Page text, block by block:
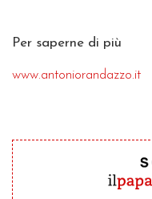
Per saperne di più
www.antoniorandazzo.it